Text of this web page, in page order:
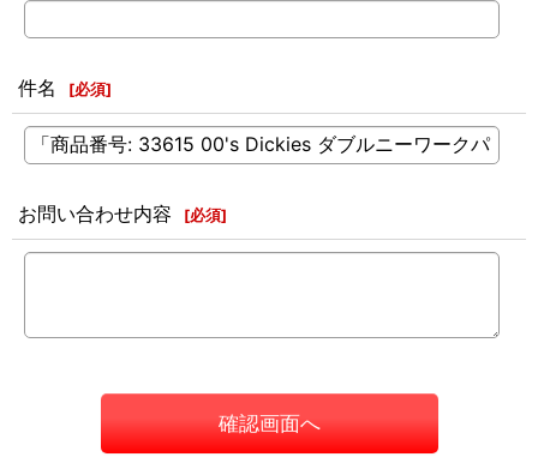
件名 [必須]
お問い合わせ内容 [必須]
確認画面へ